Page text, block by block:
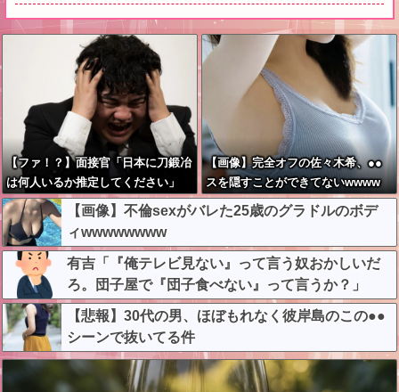
【ファ！？】面接官「日本に刀鍛冶
は何人いるか推定してください」
俺「188人です」 面接官「どうい
う風に考えましたか？」 俺「知っ
てました」→この後『こう』なった
んだがマジで納得いかな
い！！！！！
【画像】完全オフの佐々木希、●●
スを隠すことができてないwwww
【画像】不倫sexがバレた25歳のグラドルのボデ
ィwwwwwwww
有吉「『俺テレビ見ない』って言う奴おかしいだ
ろ。団子屋で『団子食べない』って言うか？」
【悲報】30代の男、ほぼもれなく彼岸島のこの●●
シーンで抜いてる件